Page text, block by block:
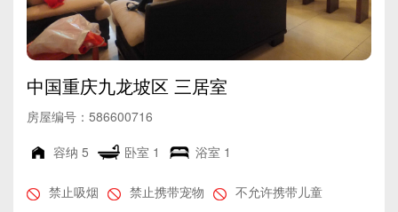
中国重庆九龙坡区 三居室
房屋编号：586600716
容纳 5 卧室 1 浴室 1
禁止吸烟 禁止携带宠物
不允许携带儿童